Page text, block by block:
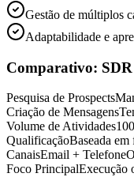
Gestão de múltiplos
Adaptabilidade e
Comparativo: SDR
Pesquisa de Prospects
Criação de Mensagens
Volume de Atividades
QualificaçãoBaseada em
CanaisEmail + Telefone
Foco PrincipalExecução